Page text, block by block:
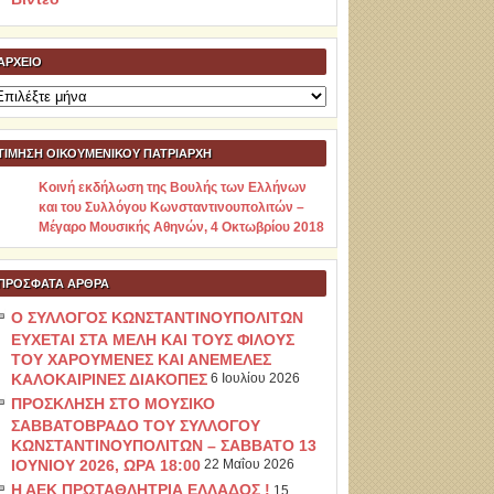
ΟΙΚΟΥΜΕΝΙΚΟΥ ΠΑΤΡΙΑΡΧΗ
Κοινή εκδήλωση της Βουλής των Ελλήνων
και του Συλλόγου Κωνσταντινουπολιτών –
Μέγαρο Μουσικής Αθηνών, 4 Οκτωβρίου 2018
ΆΡΘΡΑ
Ο ΣΥΛΛΟΓΟΣ ΚΩΝΣΤΑΝΤΙΝΟΥΠΟΛΙΤΩΝ
ΕΥΧΕΤΑΙ ΣΤΑ ΜΕΛΗ ΚΑΙ ΤΟΥΣ ΦΙΛΟΥΣ
ΤΟΥ ΧΑΡΟΥΜΕΝΕΣ ΚΑΙ ΑΝΕΜΕΛΕΣ
ΚΑΛΟΚΑΙΡΙΝΕΣ ΔΙΑΚΟΠΕΣ 6 Ιουλίου 2026
ΠΡΟΣΚΛΗΣΗ ΣΤΟ ΜΟΥΣΙΚΟ
ΣΑΒΒΑΤΟΒΡΑΔΟ ΤΟΥ ΣΥΛΛΟΓΟΥ
ΚΩΝΣΤΑΝΤΙΝΟΥΠΟΛΙΤΩΝ – ΣΑΒΒΑΤΟ 13
ΙΟΥΝΙΟΥ 2026, ΩΡΑ 18:00 22 Μαΐου 2026
Η ΑΕΚ ΠΡΩΤΑΘΛΗΤΡΙΑ ΕΛΛΑΔΟΣ !